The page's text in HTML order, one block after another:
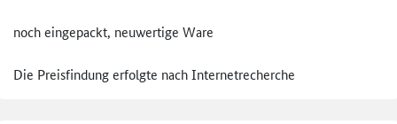
noch eingepackt, neuwertige Ware
Die Preisfindung erfolgte nach Internetrecherche